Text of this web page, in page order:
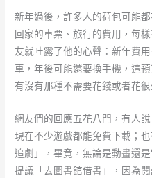
新年過後，許多人的荷包可能
回家的車票、旅行的費用，每
友就吐露了他的心聲：新年費
車，年後可能還要換手機，這
有沒有那種不需要花錢或者花
網友們的回應五花八門，有人
現在不少遊戲都能免費下載；
追劇」，畢竟，無論是動畫還
提議「去圖書館借書」，因為